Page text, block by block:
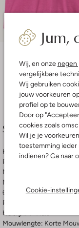
Jum,
Wij, en onze negen
vergelijkbare
Wij gebruiken
jouw voorkeuren
profiel op te
Door op
cookies zoals
Wil je je
toestemming ieder
indienen? Ga naar
Cookie-
Samenstelling
Kleur:
Patroon:
Materiaal:
Materiaalpercentages:
60% Katoen En 40%
Pasvorm:
Halslijn:
Mouwlengte: Korte